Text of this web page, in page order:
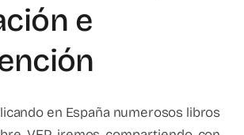
e
en España numerosos libros